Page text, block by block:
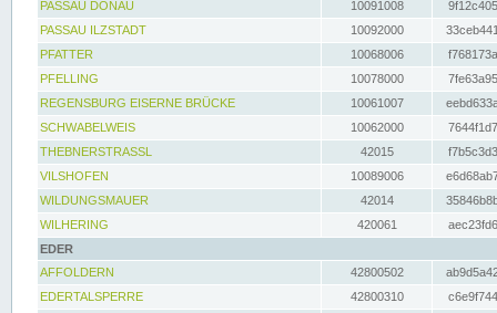
PASSAU DONAU
10091008
PASSAU ILZSTADT
10092000
PFATTER
10068006
PFELLING
10078000
REGENSBURG EISERNE BRÜCKE
10061007
SCHWABELWEIS
10062000
THEBNERSTRASSL
42015
VILSHOFEN
10089006
WILDUNGSMAUER
42014
WILHERING
420061
EDER
AFFOLDERN
42800502
EDERTALSPERRE
42800310